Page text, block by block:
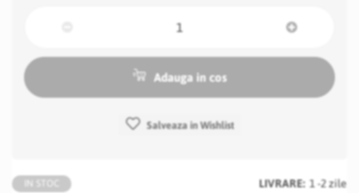
LIVRARE: 1 -2 zile
Adauga in cos
Salveaza in Wishlist